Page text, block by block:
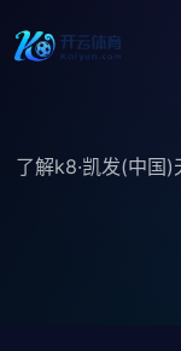
了解k8·凯发(中国)